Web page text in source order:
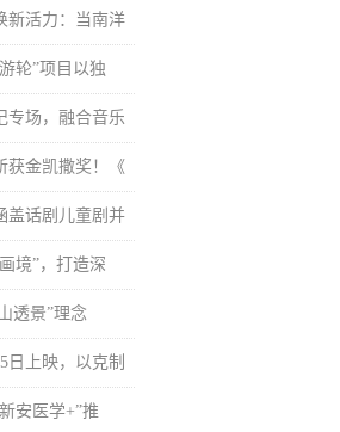
新活力：当南洋
轮”项目以独
专场，融合音乐
获金凯撒奖！《
盖话剧儿童剧并
境”，打造深
透景”理念
日上映，以克制
安医学+”推